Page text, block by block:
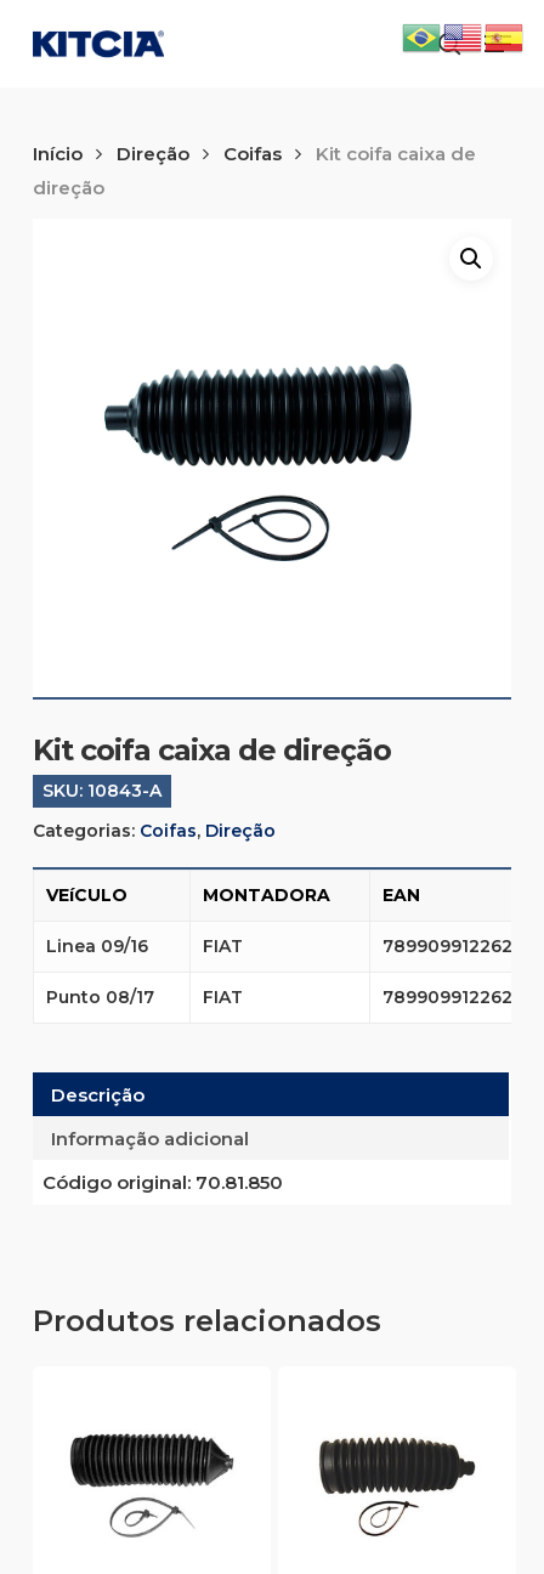
main
search
Início Direção Coifas
Kit coifa caixa de
direção
Kit coifa caixa de direção
SKU: 10843-A
Categorias: Coifas, Direção
VEíCULO MONTADORA EAN
Linea 09/16 FIAT 7899099122624
Punto 08/17 FIAT 7899099122624
Descrição
Informação adicional
Código original:70.81.850
Produtos relacionados